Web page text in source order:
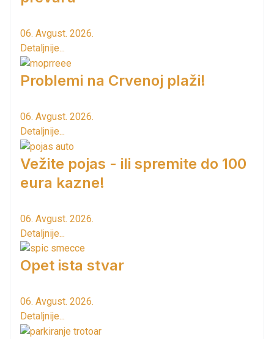
06. Avgust. 2026.
Detaljnije...
Problemi na Crvenoj plaži!
06. Avgust. 2026.
Detaljnije...
Vežite pojas - ili spremite do 100
eura kazne!
06. Avgust. 2026.
Detaljnije...
Opet ista stvar
06. Avgust. 2026.
Detaljnije...